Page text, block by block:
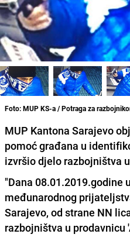
Foto: MUP KS-a / Potraga za
MUP Kantona Sarajevo
pomoć građana u
izvršio djelo razbojništva
"Dana 08.01.2019.godine
međunarodnog
Sarajevo, od strane NN
razbojništva u prodavnicu